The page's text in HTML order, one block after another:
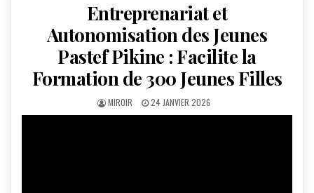
Entreprenariat et
Autonomisation des Jeunes
Pastef Pikine : Facilite la
Formation de 300 Jeunes Filles
AUTHOR:
MIROIR
PUBLISHED
DATE:
24 JANVIER 2026